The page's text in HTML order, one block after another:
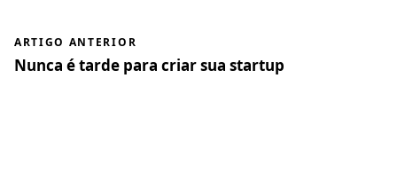
ARTIGO ANTERIOR
Nunca é tarde para criar sua startup